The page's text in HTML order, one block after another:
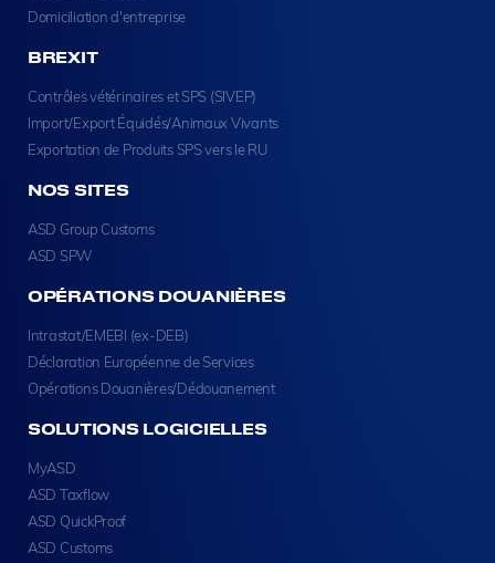
Domiciliation d'entreprise
BREXIT
Contrôles vétérinaires et SPS (SIVEP)
Import/Export Équidés/Animaux Vivants
Exportation de Produits SPS vers le RU
NOS SITES
ASD Group Customs
ASD SPW
OPÉRATIONS DOUANIÈRES
Intrastat/EMEBI (ex-DEB)
Déclaration Européenne de Services
Opérations Douanières/Dédouanement
SOLUTIONS LOGICIELLES
MyASD
ASD Taxflow
ASD QuickProof
ASD Customs